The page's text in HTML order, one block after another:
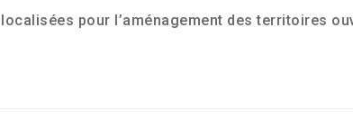
pour l’aménagement des territoires